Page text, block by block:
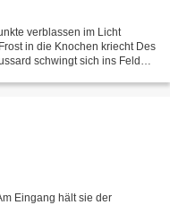
verblassen im Licht
in die Knochen kriecht Des
schwingt sich ins Feld
Eingang hält sie der